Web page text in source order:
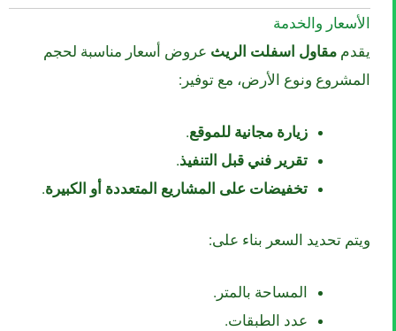
الأسعار والخدمة
يقدم مقاول اسفلت الريث عروض أسعار مناسبة لحجم
المشروع ونوع الأرض، مع توفير:
زيارة مجانية للموقع.
تقرير فني قبل التنفيذ.
تخفيضات على المشاريع المتعددة أو الكبيرة.
ويتم تحديد السعر بناء على:
المساحة بالمتر.
عدد الطبقات.